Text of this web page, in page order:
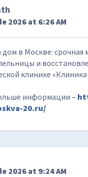
2026 at 6:26 AM
дом в Москве: срочная
и
клинике
информации –
20.ru/
2026 at 9:24 AM